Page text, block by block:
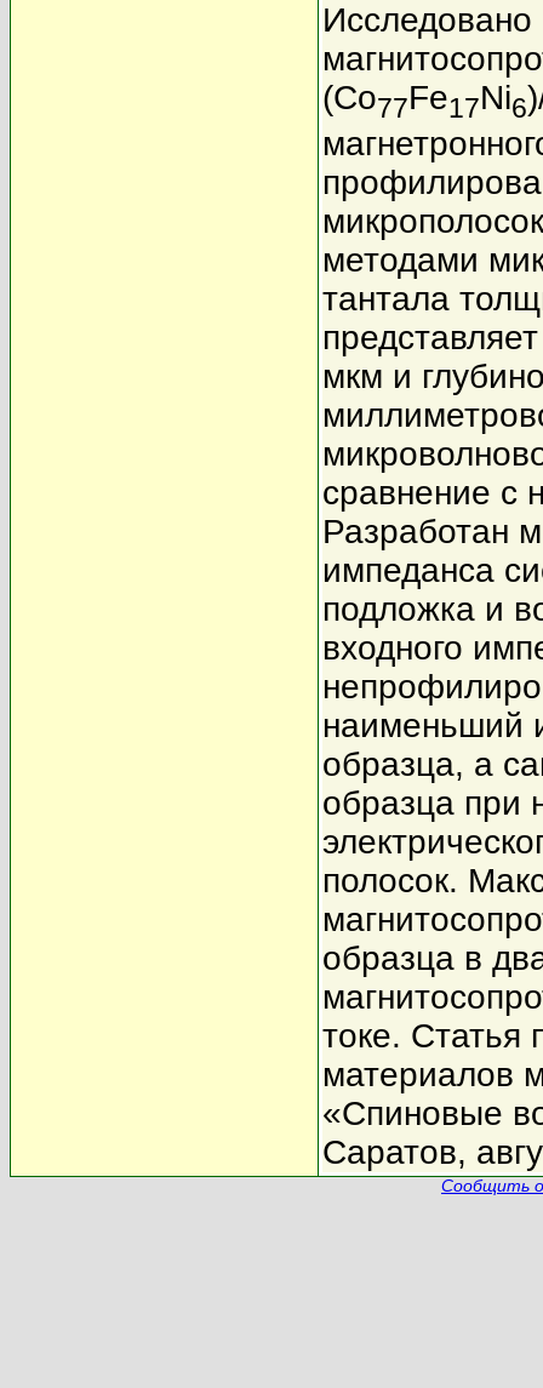
(Co77Fe17Ni6
методами
тантала
мкм и
сравнение с
Разработан
импеданса
подложка и
входного
наименьший
образца, а
образца при
полосок.
образца в
токе. Статья
материалов
«Спиновые
Саратов,
Сообщить о